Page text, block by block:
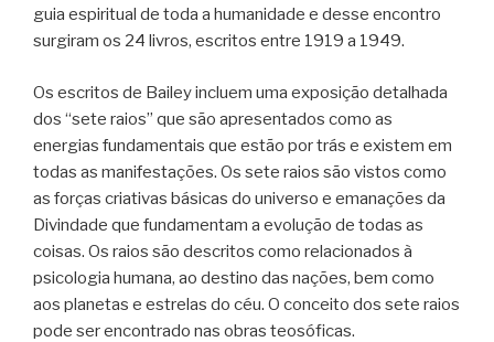
guia espiritual de toda a humanidade e desse encontro
surgiram os 24 livros, escritos entre 1919 a 1949.
Os escritos de Bailey incluem uma exposição detalhada
dos “sete raios” que são apresentados como as
energias fundamentais que estão por trás e existem em
todas as manifestações. Os sete raios são vistos como
as forças criativas básicas do universo e emanações da
Divindade que fundamentam a evolução de todas as
coisas. Os raios são descritos como relacionados à
psicologia humana, ao destino das nações, bem como
aos planetas e estrelas do céu. O conceito dos sete raios
pode ser encontrado nas obras teosóficas.